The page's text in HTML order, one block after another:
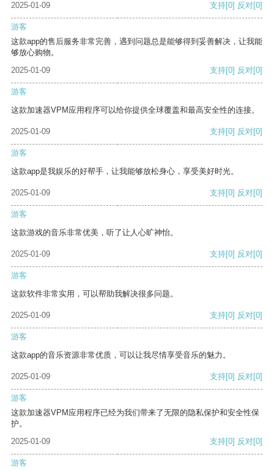
2025-01-09 支持[0] 反对[0]
游客
这款app的售后服务非常完善，遇到问题总是能够得到妥善解决，让我能
够放心购物。
2025-01-09
支持[0] 反对[0]
游客
这款加速器VPM应用程序可以给你提供全球覆盖和最高安全性的连接。
2025-01-09 支持[0] 反对[0]
游客
这款app是我娱乐的好帮手，让我能够放松身心，享受美好时光。
2025-01-09 支持[0] 反对[0]
游客
这款游戏的音乐非常优美，听了让人心旷神怡。
2025-01-09 支持[0] 反对[0]
游客
这款软件非常实用，可以帮助我解决很多问题。
2025-01-09 支持[0] 反对[0]
游客
这款app的音乐资源非常优质，可以让我尽情享受音乐的魅力。
2025-01-09 支持[0] 反对[0]
游客
这款加速器VPM应用程序已经为我们带来了无限的隐私保护和安全性保
护。
2025-01-09
支持[0] 反对[0]
游客